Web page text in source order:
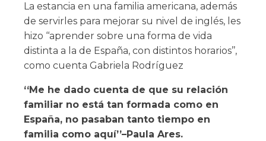
La estancia en una familia americana, además
de servirles para mejorar su nivel de inglés, les
hizo ‘‘aprender sobre una forma de vida
distinta a la de España, con distintos horarios’’,
como cuenta Gabriela Rodríguez
‘‘Me he dado cuenta de que su relación
familiar no está tan formada como en
España, no pasaban tanto tiempo en
familia como aquí’’–Paula Ares.